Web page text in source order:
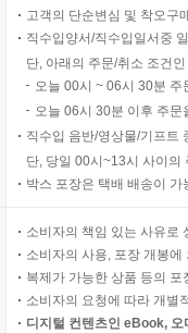
고객의 단순변심 및 착오구
직수입양서/직수입일서중
단, 아래의 주문/취소 조건
오늘 00시 ~ 06시 30분
오늘 06시 30분 이후 주
직수입 음반/영상물/기프트
단, 당일 00시~13시 사이의
박스 포장은 택배 배송이
소비자의 책임 있는 사유로
소비자의 사용, 포장 개봉
복제가 가능한 상품 등의
소비자의 요청에 따라 개별
디지털 컨텐츠인 eBook,